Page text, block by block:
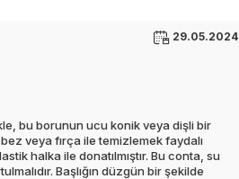
29.05.2024
bu borunun ucu konik veya dişli bir
bez veya fırça ile temizlemek faydalı
halka ile donatılmıştır. Bu conta, su
Başlığın düzgün bir şekilde